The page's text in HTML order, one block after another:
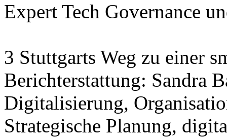
Expert Tech Governance
3 Stuttgarts Weg zu einer
Berichterstattung: Sandra
Digitalisierung,
Strategische Planung,